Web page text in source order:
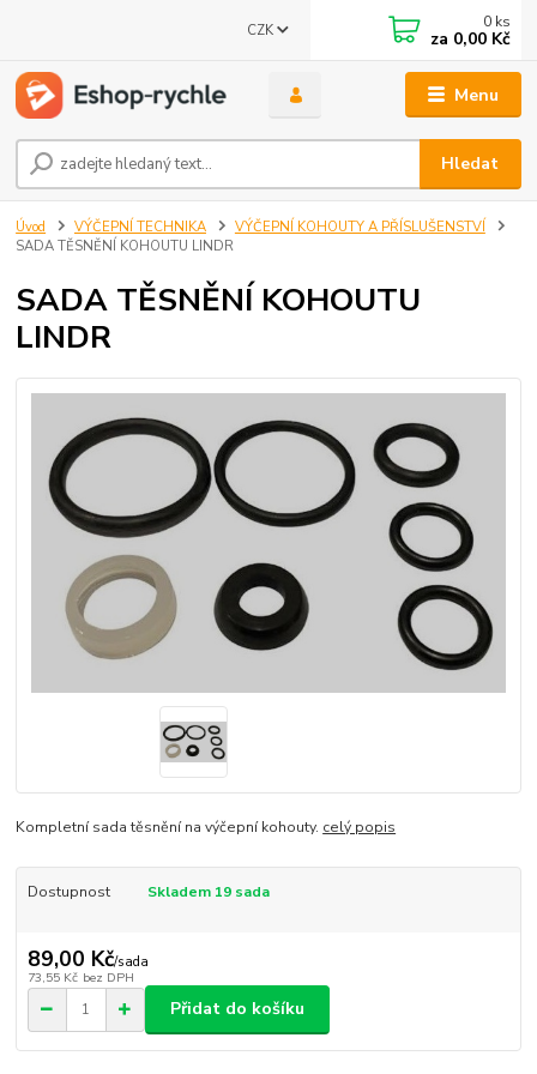
Menu
CZK
Hledat
0 ks
za 0,00 Kč
Úvod VÝČEPNÍ TECHNIKA
VÝČEPNÍ KOHOUTY A PŘÍSLUŠENSTVÍ
SADA TĚSNĚNÍ KOHOUTU LINDR
SADA TĚSNĚNÍ KOHOUTU
LINDR
Kompletní sada těsnění na výčepní kohouty. celý popis
Dostupnost Skladem 19 sada
89,00 Kč/sada
73,55 Kč bez DPH
Přidat do košíku